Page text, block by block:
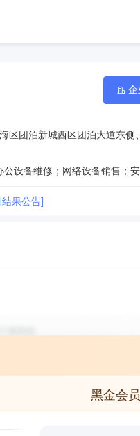
区团泊新城西区团泊大道东
果公告]
企
黑金会员